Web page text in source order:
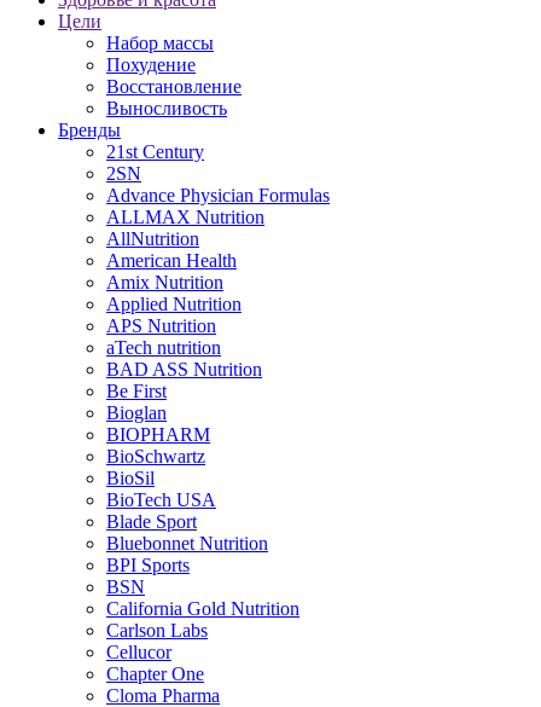
Цели
Набор массы
Похудение
Восстановление
Выносливость
Бренды
21st Century
2SN
Advance Physician Formulas
ALLMAX Nutrition
AllNutrition
American Health
Amix Nutrition
Applied Nutrition
APS Nutrition
aTech nutrition
BAD ASS Nutrition
Be First
Bioglan
BIOPHARM
BioSchwartz
BioSil
BioTech USA
Blade Sport
Bluebonnet Nutrition
BPI Sports
BSN
California Gold Nutrition
Carlson Labs
Cellucor
Chapter One
Cloma Pharma